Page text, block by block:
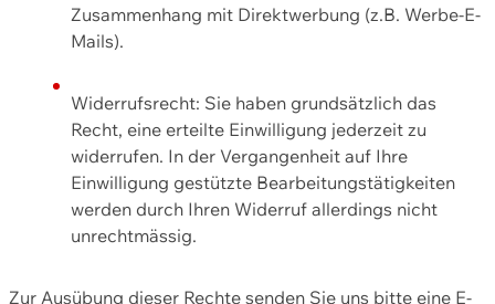
Zusammenhang mit Direktwerbung (z.B. Werbe-E-
Mails).
Widerrufsrecht: Sie haben grundsätzlich das
Recht, eine erteilte Einwilligung jederzeit zu
widerrufen. In der Vergangenheit auf Ihre
Einwilligung gestützte Bearbeitungstätigkeiten
werden durch Ihren Widerruf allerdings nicht
unrechtmässig.
Zur Ausübung dieser Rechte senden Sie uns bitte eine E-